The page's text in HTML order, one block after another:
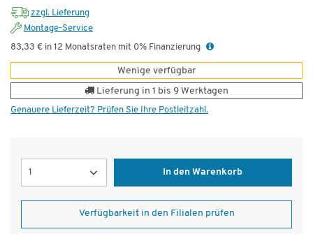
zzgl. Lieferung
Montage-Service
83,33 € in 12 Monatsraten mit 0% Finanzierung
Wenige verfügbar
Lieferung in 1 bis 9 Werktagen
Genauere Lieferzeit? Prüfen Sie Ihre Postleitzahl.
In den Warenkorb
Verfügbarkeit in den Filialen prüfen